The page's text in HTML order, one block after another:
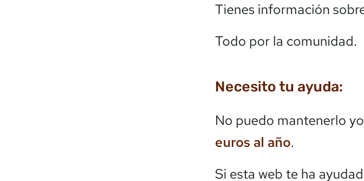
Tienes información
Todo por la comunidad.
Necesito tu ayuda:
No puedo mantenerlo
euros al año.
Si esta web te ha